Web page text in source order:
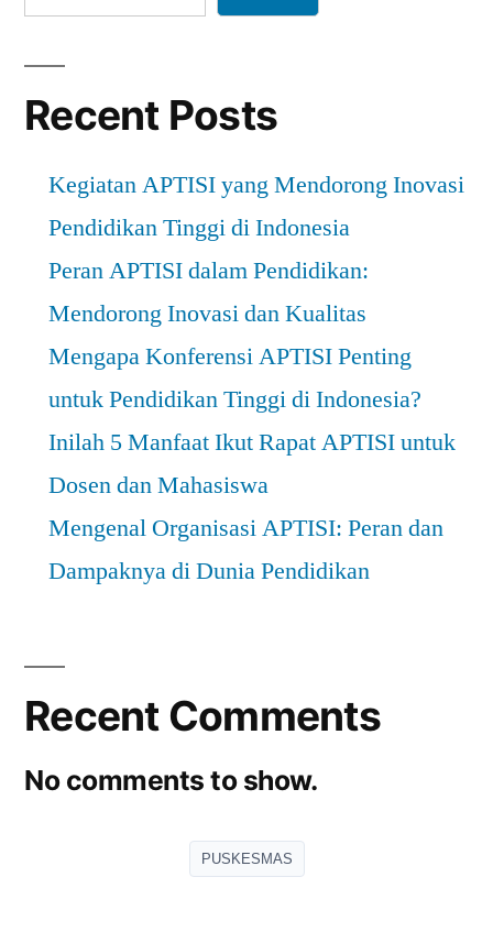
Recent Posts
Kegiatan APTISI yang Mendorong Inovasi
Pendidikan Tinggi di Indonesia
Peran APTISI dalam Pendidikan:
Mendorong Inovasi dan Kualitas
Mengapa Konferensi APTISI Penting
untuk Pendidikan Tinggi di Indonesia?
Inilah 5 Manfaat Ikut Rapat APTISI untuk
Dosen dan Mahasiswa
Mengenal Organisasi APTISI: Peran dan
Dampaknya di Dunia Pendidikan
Recent Comments
No comments to show.
PUSKESMAS